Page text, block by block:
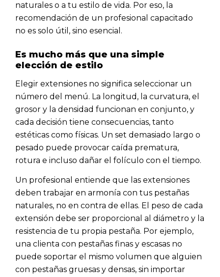
naturales o a tu estilo de vida. Por eso, la
recomendación de un profesional capacitado
no es solo útil, sino esencial.
Es mucho más que una simple
elección de estilo
Elegir extensiones no significa seleccionar un
número del menú. La longitud, la curvatura, el
grosor y la densidad funcionan en conjunto, y
cada decisión tiene consecuencias, tanto
estéticas como físicas. Un set demasiado largo o
pesado puede provocar caída prematura,
rotura e incluso dañar el folículo con el tiempo.
Un profesional entiende que las extensiones
deben trabajar en armonía con tus pestañas
naturales, no en contra de ellas. El peso de cada
extensión debe ser proporcional al diámetro y la
resistencia de tu propia pestaña. Por ejemplo,
una clienta con pestañas finas y escasas no
puede soportar el mismo volumen que alguien
con pestañas gruesas y densas, sin importar